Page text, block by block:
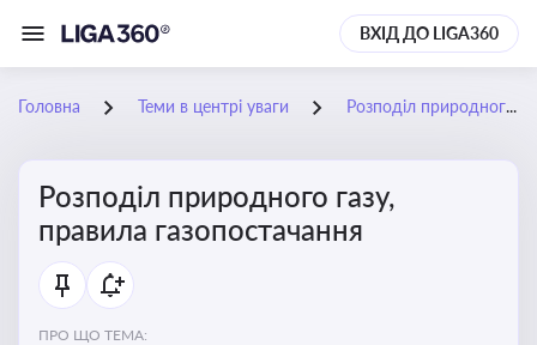
ВХІД ДО LIGA360
Головна Теми в центрі уваги Розподіл природного газу, правила газопостачання
Розподіл природного газу,
правила газопостачання
ПРО ЩО ТЕМА: